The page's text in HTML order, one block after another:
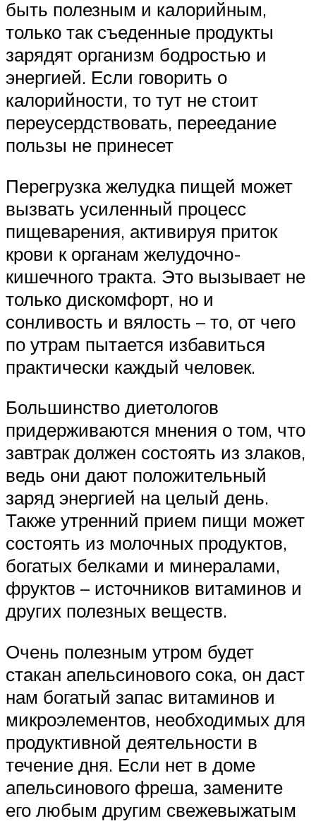
быть полезным и калорийным,
только так съеденные продукты
зарядят организм бодростью и
энергией. Если говорить о
калорийности, то тут не стоит
переусердствовать, переедание
пользы не принесет
Перегрузка желудка пищей может
вызвать усиленный процесс
пищеварения, активируя приток
крови к органам желудочно-
кишечного тракта. Это вызывает не
только дискомфорт, но и
сонливость и вялость – то, от чего
по утрам пытается избавиться
практически каждый человек.
Большинство диетологов
придерживаются мнения о том, что
завтрак должен состоять из злаков,
ведь они дают положительный
заряд энергией на целый день.
Также утренний прием пищи может
состоять из молочных продуктов,
богатых белками и минералами,
фруктов – источников витаминов и
других полезных веществ.
Очень полезным утром будет
стакан апельсинового сока, он даст
нам богатый запас витаминов и
микроэлементов, необходимых для
продуктивной деятельности в
течение дня. Если нет в доме
апельсинового фреша, замените
его любым другим свежевыжатым